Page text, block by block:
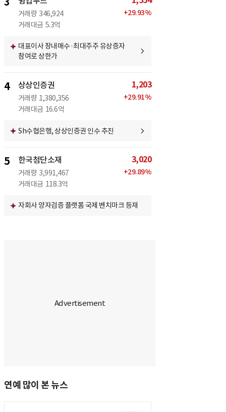
거래량 346,924
거래대금 5.3억
+29.93%
대표이사 장내매수·최대주주 유상증자
참여로 상한가
4 상상인증권
거래량 1,380,356
거래대금 16.6억
1,203
+29.91%
Sh수협은행, 상상인증권 인수 추진
5 한국첨단소재
거래량 3,991,467
거래대금 118.3억
3,020
+29.89%
자회사 양자검증 플랫폼 국제 벤치마크 등재
연예 많이 본 뉴스